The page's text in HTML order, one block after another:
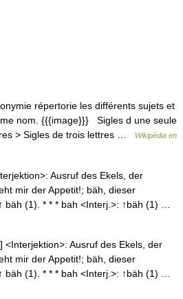
répertorie les différents sujets et
nom. {{{image}}} Sigles d une seule
> Sigles de trois lettres …
Wikipédia en
Ausruf des Ekels, der
mir der Appetit!; bäh, dieser
bäh (1). * * * bah <Interj.>: ↑bäh (1) …
Ausruf des Ekels, der
mir der Appetit!; bäh, dieser
bäh (1). * * * bah <Interj.>: ↑bäh (1) …